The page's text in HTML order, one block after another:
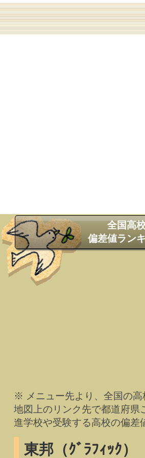
全国高
偏差値ラン
※ メニュー先より、全国の高
地図上のリンク先で都道府県
進学校や受験する高校の偏差
東邦（ｸﾞﾗﾌｨｯｸ）